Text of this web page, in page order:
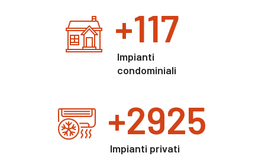
+120
Impianti
condominiali
+3000
Impianti privati